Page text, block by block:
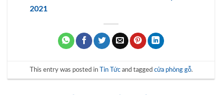
2021
This entry was posted in Tin Tứcand tagged cửa phòng gỗ.